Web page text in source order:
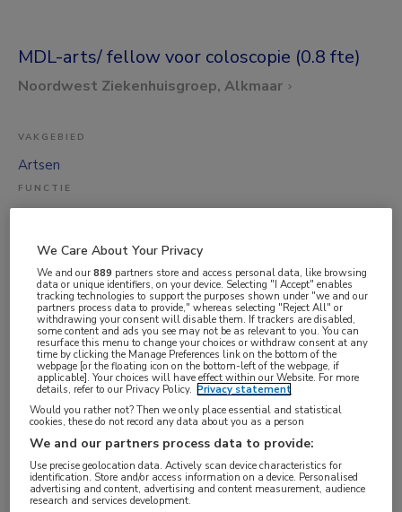
MDL-arts/ fellow voor coloscopie (0.8 fte)
Noordwest Ziekenhuisgroep, Alkmaar
VAKGEBIED
Artsen
FUNCTIE
Maatschap
AANSTELLING
Tijdelijk dienstverband
PLAATSINGSDATUM
4 juli 2025
NIVEAU
WO
ERVARING
Niet nader bepaald
DIENSTVERBAND
We Care About Your Privacy
We and our889 partners store and access personal data, like browsing
data or unique identifiers, on your device. Selecting "I Accept" enables
tracking technologies to support the purposes shown under "we and our
partners process data to provide," whereas selecting "Reject All" or
withdrawing your consent will disable them. If trackers are disabled,
some content and ads you see may not be as relevant to you. You can
resurface this menu to change your choices or withdraw consent at any
time by clicking the Manage Preferences link on the bottom of the
webpage [or the floating icon on the bottom-left of the webpage, if
applicable]. Your choices will have effect within our Website. For more
details, refer to our Privacy Policy. Privacy statement
Would you rather not? Then we only place essential and statistical
cookies, these do not record any data about you as a person
We and our partners process data to provide:
Use precise geolocation data. Actively scan device characteristics for
identification. Store and/or access information on a device. Personalised
advertising and content, advertising and content measurement, audience
research and services development.